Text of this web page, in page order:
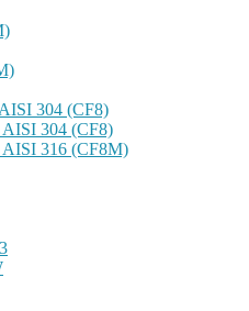
304 (CF8)
304 (CF8)
316 (CF8M)